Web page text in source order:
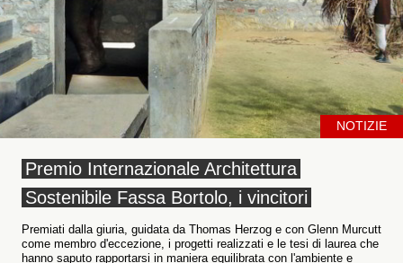
NOTIZIE
Premio Internazionale Architettura
Sostenibile Fassa Bortolo, i vincitori
Premiati dalla giuria, guidata da Thomas Herzog e con Glenn Murcutt
come membro d'eccezione, i progetti realizzati e le tesi di laurea che
hanno saputo rapportarsi in maniera equilibrata con l'ambiente e